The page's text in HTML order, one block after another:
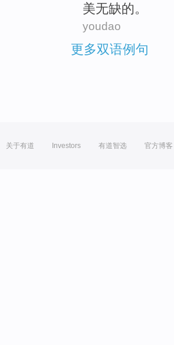
美无缺的。
youdao
更多双语例句
关于有道 Investors 有道智选 官方博客